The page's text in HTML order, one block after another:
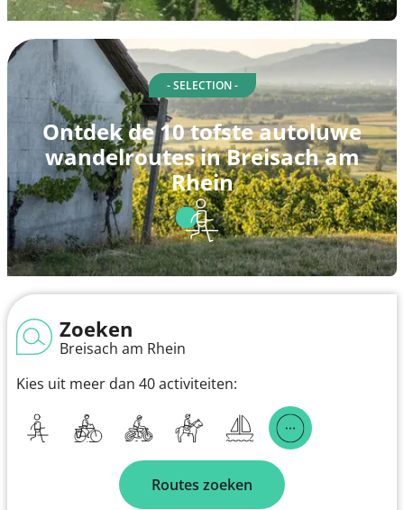
- SELECTION -
Ontdek de 10 tofste autoluwe
wandelroutes in Breisach am
Rhein
Zoeken
Breisach am Rhein
Kies uit meer dan 40 activiteiten:
Routes zoeken